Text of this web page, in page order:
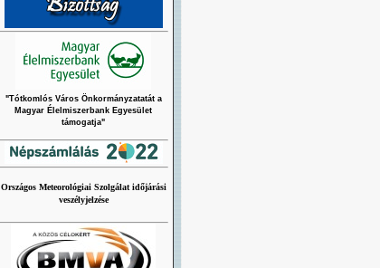
"Tótkomlós Város Önkormányzatatát a
Magyar Élelmiszerbank Egyesület
támogatja"
Országos Meteorológiai Szolgálat időjárási
veszélyjelzése